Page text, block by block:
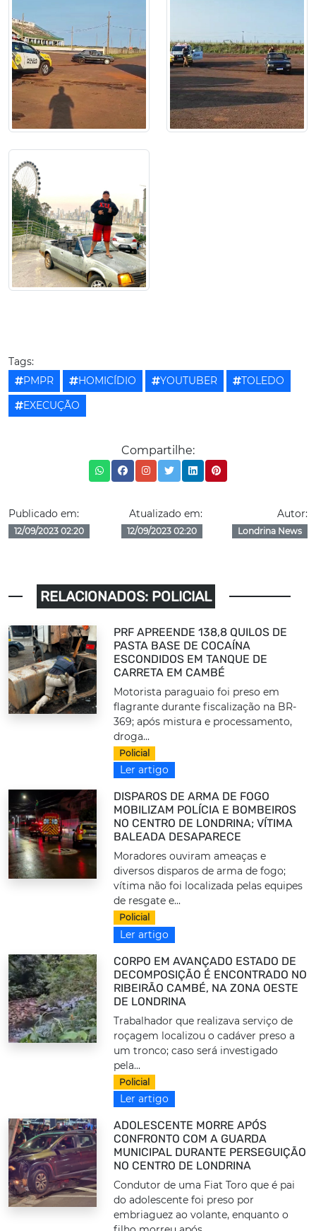
Tags:
PMPR
HOMICÍDIO YOUTUBER
TOLEDO
EXECUÇÃO
Compartilhe:
Publicado em:
12/09/2023 02:20
Atualizado em:
12/09/2023 02:20
Autor:
Londrina News
RELACIONADOS: POLICIAL
PRF APREENDE 138,8 QUILOS DE
PASTA BASE DE COCAÍNA
ESCONDIDOS EM TANQUE DE
CARRETA EM CAMBÉ
Motorista paraguaio foi preso em
flagrante durante fiscalização na BR-
369; após mistura e processamento,
droga...
Policial
Ler artigo
DISPAROS DE ARMA DE FOGO
MOBILIZAM POLÍCIA E BOMBEIROS
NO CENTRO DE LONDRINA; VÍTIMA
BALEADA DESAPARECE
Moradores ouviram ameaças e
diversos disparos de arma de fogo;
vítima não foi localizada pelas equipes
de resgate e...
Policial
Ler artigo
CORPO EM AVANÇADO ESTADO DE
DECOMPOSIÇÃO É ENCONTRADO NO
RIBEIRÃO CAMBÉ, NA ZONA OESTE
DE LONDRINA
Trabalhador que realizava serviço de
roçagem localizou o cadáver preso a
um tronco; caso será investigado
pela...
Policial
Ler artigo
ADOLESCENTE MORRE APÓS
CONFRONTO COM A GUARDA
MUNICIPAL DURANTE PERSEGUIÇÃO
NO CENTRO DE LONDRINA
Condutor de uma Fiat Toro que é pai
do adolescente foi preso por
embriaguez ao volante, enquanto o